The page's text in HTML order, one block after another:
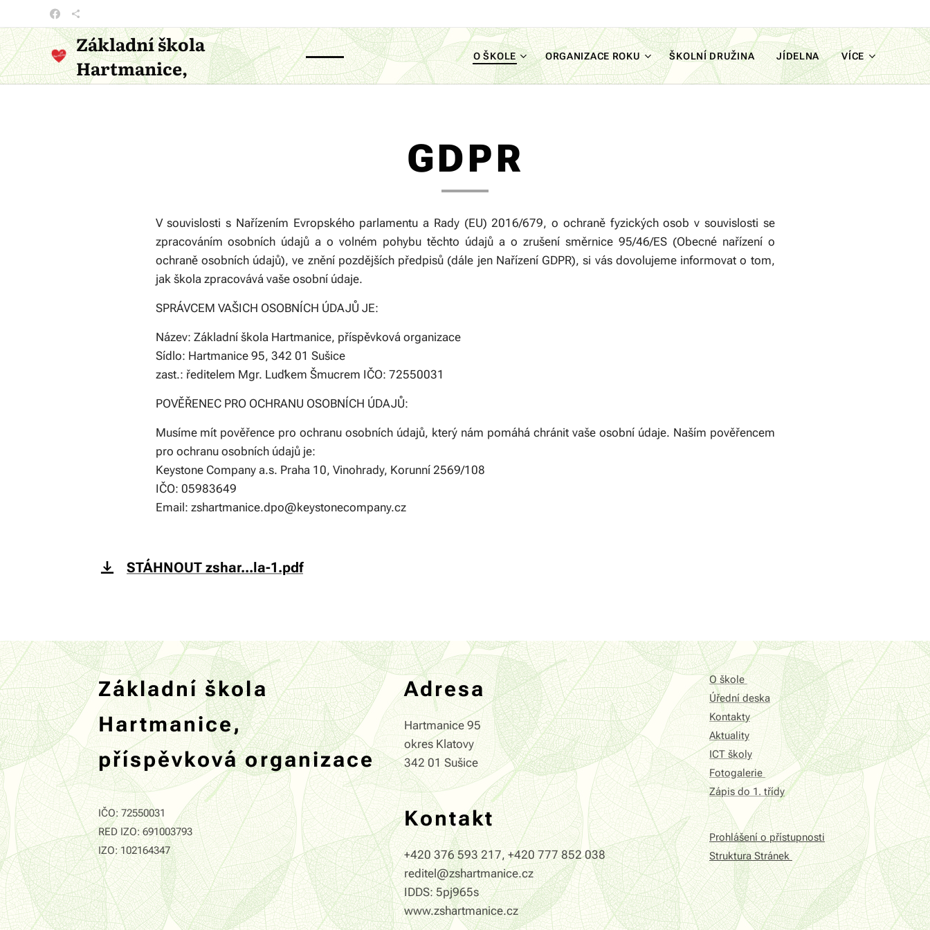
Základní škola
Hartmanice,
příspěvková organizace
O ŠKOLE ORGANIZACE ROKU ŠKOLNÍ DRUŽINA JÍDELNA VÍCE
GDPR
V souvislosti s Nařízením Evropského parlamentu a Rady (EU) 2016/679, o ochraně fyzických osob v souvislosti se
zpracováním osobních údajů a o volném pohybu těchto údajů a o zrušení směrnice 95/46/ES (Obecné nařízení o
ochraně osobních údajů), ve znění pozdějších předpisů (dále jen Nařízení GDPR), si vás dovolujeme informovat o tom,
jak škola zpracovává vaše osobní údaje.
SPRÁVCEM VAŠICH OSOBNÍCH ÚDAJŮ JE:
Název: Základní škola Hartmanice, příspěvková organizace
Sídlo: Hartmanice 95, 342 01 Sušice
zast.: ředitelem Mgr. Luďkem Šmucrem IČO: 72550031
POVĚŘENEC PRO OCHRANU OSOBNÍCH ÚDAJŮ:
Musíme mít pověřence pro ochranu osobních údajů, který nám pomáhá chránit vaše osobní údaje. Naším pověřencem
pro ochranu osobních údajů je:
Keystone Company a.s. Praha 10, Vinohrady, Korunní 2569/108
IČO: 05983649
Email: zshartmanice.dpo@keystonecompany.cz
STÁHNOUT zshar...la-1.pdf
Základní škola
Hartmanice,
příspěvková organizace
IČO: 72550031
RED IZO: 691003793
IZO: 102164347
Adresa
Hartmanice 95
okres Klatovy
342 01 Sušice
Kontakt
+420 376 593 217, +420 777 852 038
reditel@zshartmanice.cz
IDDS: 5pj965s
www.zshartmanice.cz
O škole
Úřední deska
Kontakty
Aktuality
ICT školy
Fotogalerie
Zápis do 1. třídy
Prohlášení o přístupnosti
Struktura Stránek